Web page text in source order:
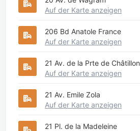
Auf der Karte anzeigen
206 Bd Anatole France
Auf der Karte anzeigen
21 Av. de la Prte de Châtillon
Auf der Karte anzeigen
21 Av. Emile Zola
Auf der Karte anzeigen
21 Pl. de la Madeleine